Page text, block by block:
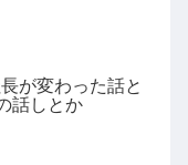
が変わった話と
話しとか